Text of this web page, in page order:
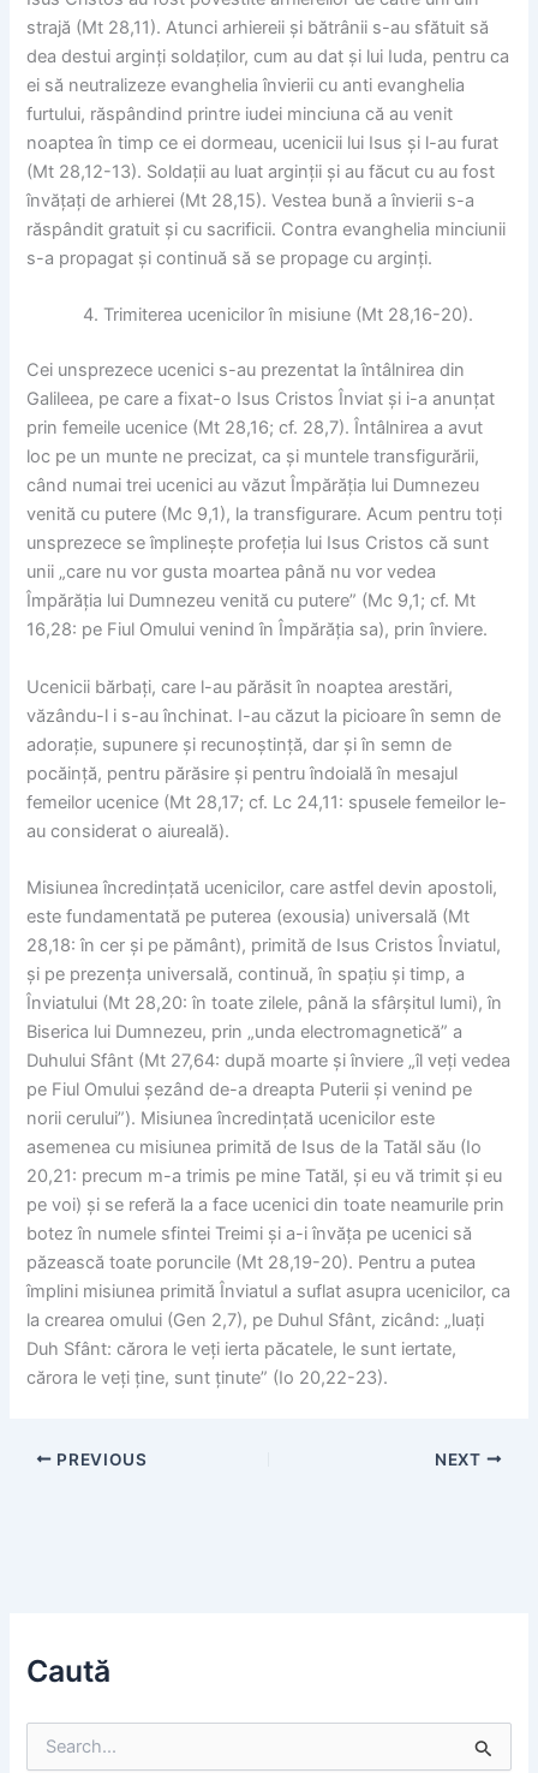
strajă (Mt 28,11). Atunci arhiereii și bătrânii s-au sfătuit să
dea destui arginți soldaților, cum au dat și lui Iuda, pentru ca
ei să neutralizeze evanghelia învierii cu anti evanghelia
furtului, răspândind printre iudei minciuna că au venit
noaptea în timp ce ei dormeau, ucenicii lui Isus și l-au furat
(Mt 28,12-13). Soldații au luat arginții și au făcut cu au fost
învățați de arhierei (Mt 28,15). Vestea bună a învierii s-a
răspândit gratuit și cu sacrificii. Contra evanghelia minciunii
s-a propagat și continuă să se propage cu arginți.
Trimiterea ucenicilor în misiune (Mt 28,16-20).
Cei unsprezece ucenici s-au prezentat la întâlnirea din
Galileea, pe care a fixat-o Isus Cristos Înviat și i-a anunțat
prin femeile ucenice (Mt 28,16; cf. 28,7). Întâlnirea a avut
loc pe un munte ne precizat, ca și muntele transfigurării,
când numai trei ucenici au văzut Împărăția lui Dumnezeu
venită cu putere (Mc 9,1), la transfigurare. Acum pentru toți
unsprezece se împlinește profeția lui Isus Cristos că sunt
unii „care nu vor gusta moartea până nu vor vedea
Împărăția lui Dumnezeu venită cu putere” (Mc 9,1; cf. Mt
16,28: pe Fiul Omului venind în Împărăția sa), prin înviere.
Ucenicii bărbați, care l-au părăsit în noaptea arestări,
văzându-l i s-au închinat. I-au căzut la picioare în semn de
adorație, supunere și recunoștință, dar și în semn de
pocăință, pentru părăsire și pentru îndoială în mesajul
femeilor ucenice (Mt 28,17; cf. Lc 24,11: spusele femeilor le-
au considerat o aiureală).
Misiunea încredințată ucenicilor, care astfel devin apostoli,
este fundamentată pe puterea (exousia) universală (Mt
28,18: în cer și pe pământ), primită de Isus Cristos Înviatul,
și pe prezența universală, continuă, în spațiu și timp, a
Înviatului (Mt 28,20: în toate zilele, până la sfârșitul lumi), în
Biserica lui Dumnezeu, prin „unda electromagnetică” a
Duhului Sfânt (Mt 27,64: după moarte și înviere „îl veți vedea
pe Fiul Omului șezând de-a dreapta Puterii și venind pe
norii cerului”). Misiunea încredințată ucenicilor este
asemenea cu misiunea primită de Isus de la Tatăl său (Io
20,21: precum m-a trimis pe mine Tatăl, și eu vă trimit și eu
pe voi) și se referă la a face ucenici din toate neamurile prin
botez în numele sfintei Treimi și a-i învăța pe ucenici să
păzească toate poruncile (Mt 28,19-20). Pentru a putea
împlini misiunea primită Înviatul a suflat asupra ucenicilor, ca
la crearea omului (Gen 2,7), pe Duhul Sfânt, zicând: „luați
Duh Sfânt: cărora le veți ierta păcatele, le sunt iertate,
cărora le veți ține, sunt ținute” (Io 20,22-23).
PREVIOUS NEXT
Caută